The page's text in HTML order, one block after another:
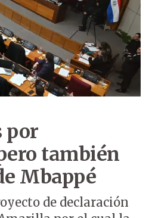
por
también
Mbappé
de declaración